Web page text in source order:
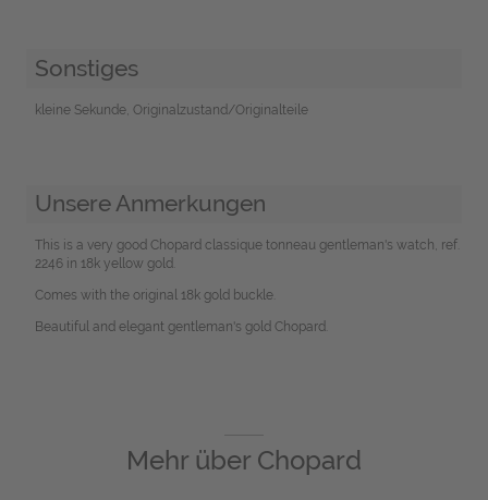
Sonstiges
kleine Sekunde, Originalzustand/Originalteile
Unsere Anmerkungen
This is a very good Chopard classique tonneau gentleman's watch, ref.
2246 in 18k yellow gold.
Comes with the original 18k gold buckle.
Beautiful and elegant gentleman's gold Chopard.
Mehr über Chopard